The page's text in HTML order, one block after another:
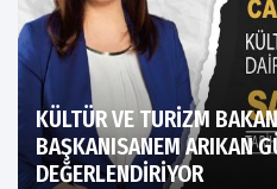
KÜLTÜR VE TURİZM
BAŞKANISANEM ARIKAN
DEĞERLENDİRİYOR